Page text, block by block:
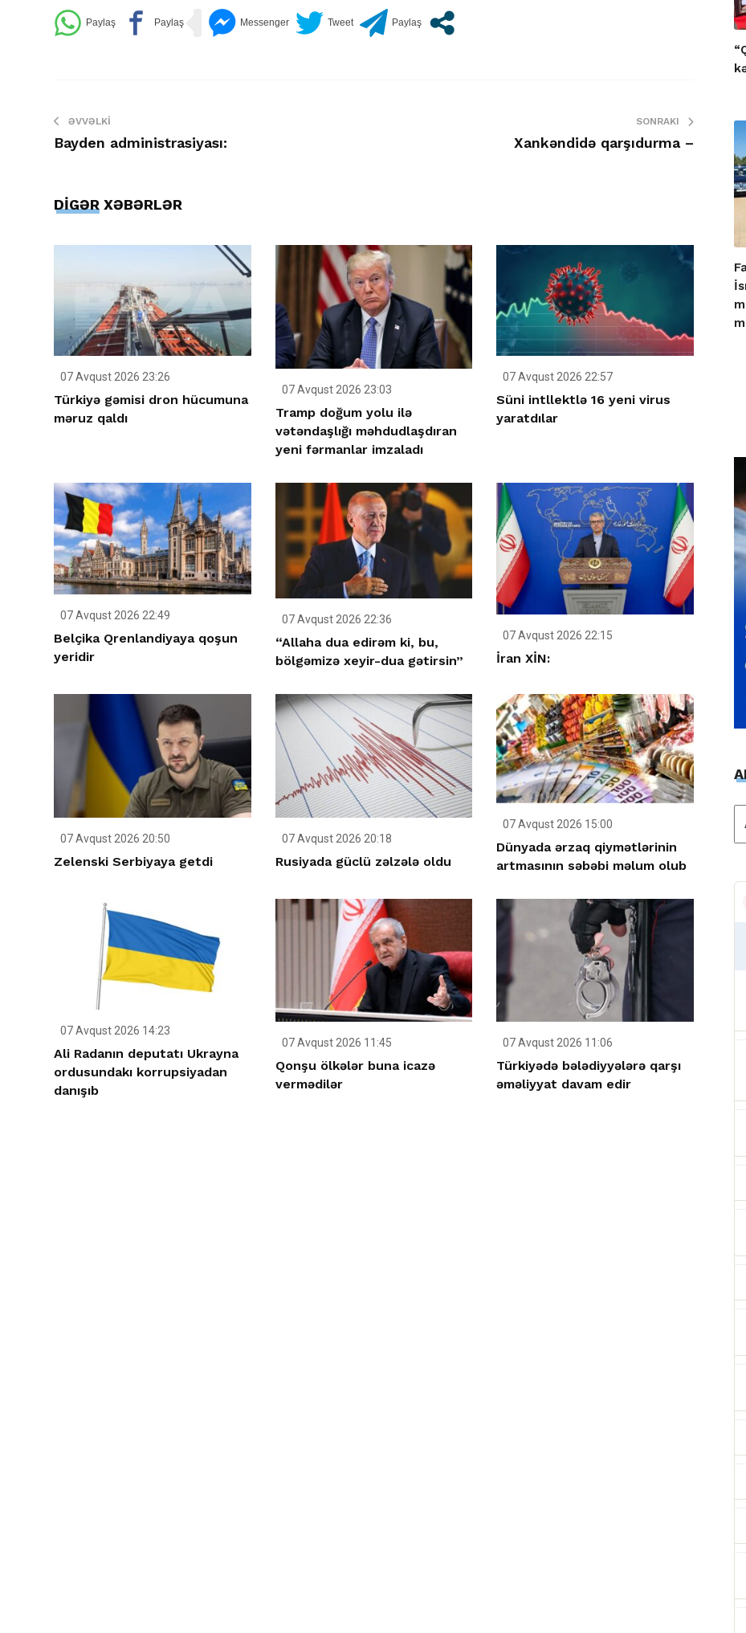
ƏVVƏLKI
Bayden administrasiyası:
SONRAKI
Xankəndidə qarşıdurma –
DİGƏR XƏBƏRLƏR
07 Avqust 2026 23:26
Türkiyə gəmisi dron hücumuna
məruz qaldı
07 Avqust 2026 23:03
Tramp doğum yolu ilə
vətəndaşlığı məhdudlaşdıran
yeni fərmanlar imzaladı
07 Avqust 2026 22:57
Süni intllektlə 16 yeni virus
yaratdılar
07 Avqust 2026 22:49
Belçika Qrenlandiyaya qoşun
yeridir
07 Avqust 2026 22:36
“Allaha dua edirəm ki, bu,
bölgəmizə xeyir-dua gətirsin”
07 Avqust 2026 22:15
İran XİN:
07 Avqust 2026 20:50
Zelenski Serbiyaya getdi
07 Avqust 2026 20:18
Rusiyada güclü zəlzələ oldu
07 Avqust 2026 15:00
Dünyada ərzaq qiymətlərinin
artmasının səbəbi məlum olub
07 Avqust 2026 14:23
Ali Radanın deputatı Ukrayna
ordusundakı korrupsiyadan
danışıb
07 Avqust 2026 11:45
Qonşu ölkələr buna icazə
vermədilər
07 Avqust 2026 11:06
Türkiyədə bələdiyyələrə qarşı
əməliyyat davam edir